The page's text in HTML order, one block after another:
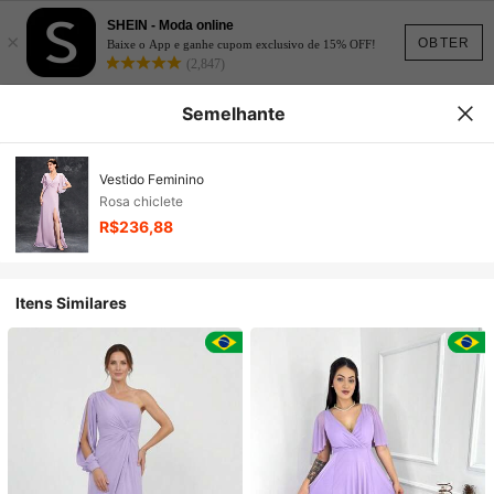
OBTER
×
SHEIN - Moda online
Baixe o App e ganhe cupom exclusivo de 15% OFF!
(2,847)
Semelhante
Vestido Feminino
Rosa chiclete
R$236,88
Itens Similares